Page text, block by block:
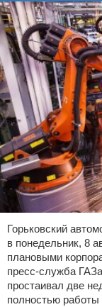
Горьковский
в понедельник, 8
плановыми
пресс-служба
простаивал две
полностью